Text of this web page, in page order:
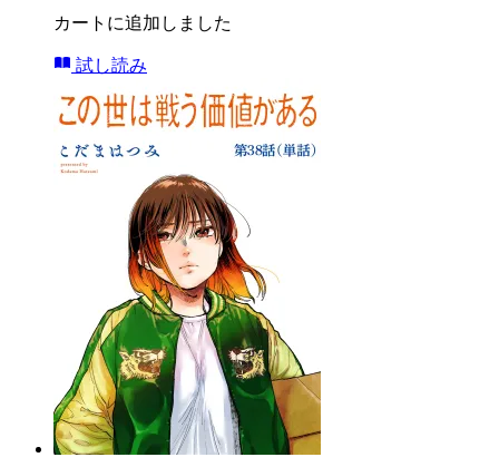
カートに追加しました
試し読み